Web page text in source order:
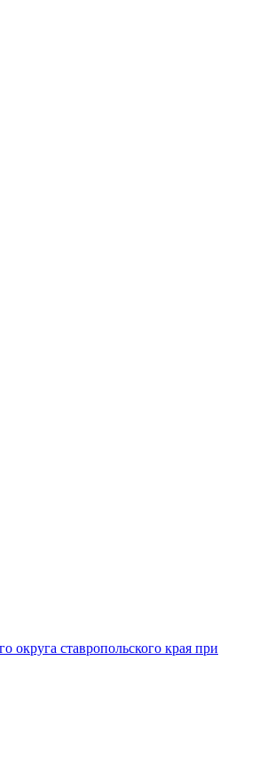
округа ставропольского края при